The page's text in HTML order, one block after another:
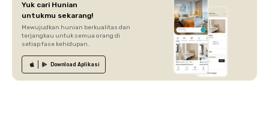
Yuk cari Hunian
untukmu sekarang!
Mewujudkan hunian berkualitas dan
terjangkau untuk semua orang di
setiap fase kehidupan.
Download Aplikasi